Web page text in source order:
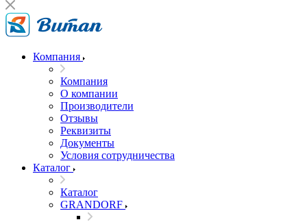
Компания
Компания
О компании
Производители
Отзывы
Реквизиты
Документы
Условия сотрудничества
Каталог
Каталог
GRANDORF